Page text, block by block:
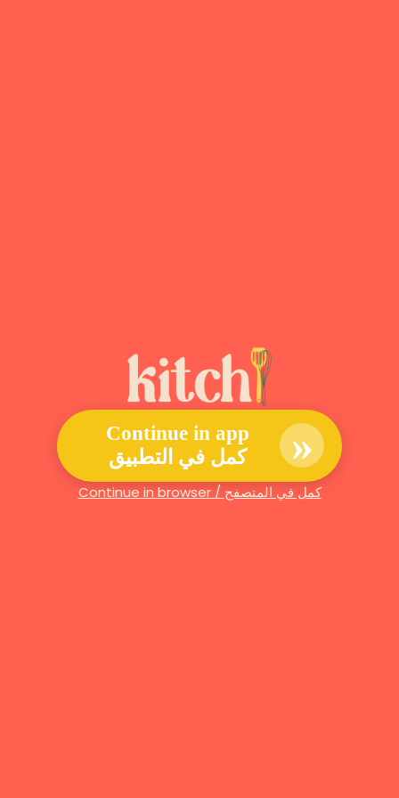
Continue in app
كمل في التطبيق
»
Continue in browser / كمل في المتصفح